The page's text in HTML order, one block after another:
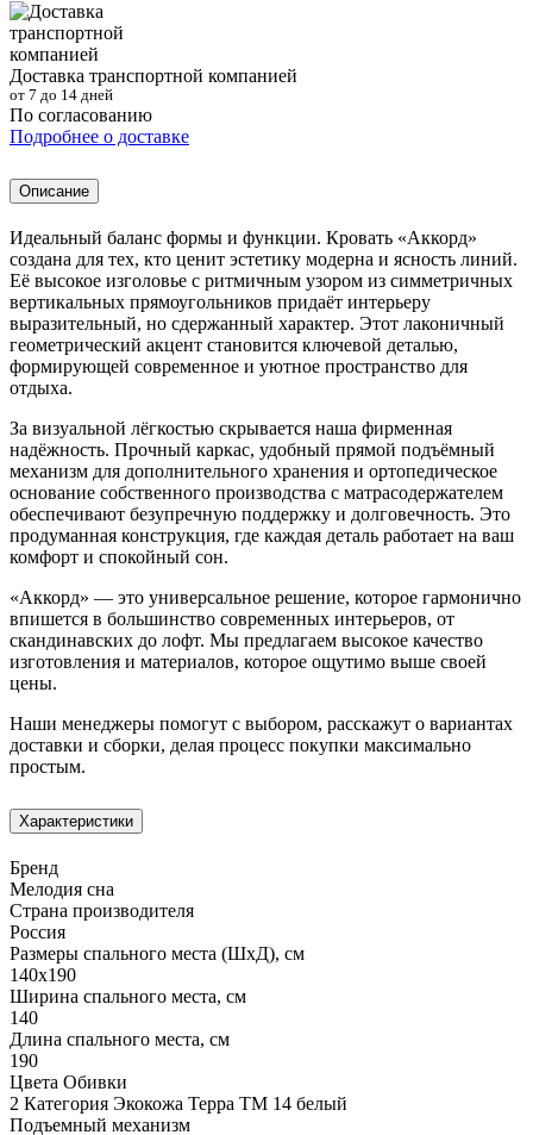
Доставка транспортной компанией
от 7 до 14 дней
По согласованию
Подробнее о доставке
Описание
Идеальный баланс формы и функции. Кровать «Аккорд»
создана для тех, кто ценит эстетику модерна и ясность линий.
Её высокое изголовье с ритмичным узором из симметричных
вертикальных прямоугольников придаёт интерьеру
выразительный, но сдержанный характер. Этот лаконичный
геометрический акцент становится ключевой деталью,
формирующей современное и уютное пространство для
отдыха.
За визуальной лёгкостью скрывается наша фирменная
надёжность. Прочный каркас, удобный прямой подъёмный
механизм для дополнительного хранения и ортопедическое
основание собственного производства с матрасодержателем
обеспечивают безупречную поддержку и долговечность. Это
продуманная конструкция, где каждая деталь работает на ваш
комфорт и спокойный сон.
«Аккорд» — это универсальное решение, которое гармонично
впишется в большинство современных интерьеров, от
скандинавских до лофт. Мы предлагаем высокое качество
изготовления и материалов, которое ощутимо выше своей
цены.
Наши менеджеры помогут с выбором, расскажут о вариантах
доставки и сборки, делая процесс покупки максимально
простым.
Характеристики
Бренд
Мелодия сна
Страна производителя
Россия
Размеры спального места (ШхД), см
140х190
Ширина спального места, см
140
Длина спального места, см
190
Цвета Обивки
2 Категория Экокожа Терра ТМ 14 белый
Подъемный механизм